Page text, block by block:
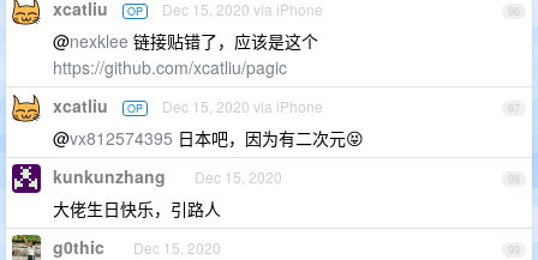
96
xcatliu OP Dec 15, 2020 via iPhone
@nexklee 链接贴错了，应该是这个
https://github.com/xcatliu/pagic
97
xcatliu OP Dec 15, 2020 via iPhone
@vx812574395 日本吧，因为有二次元😝
98
kunkunzhang Dec 15, 2020
大佬生日快乐，引路人
99
g0thic Dec 15, 2020